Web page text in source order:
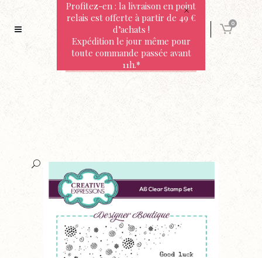
0
Profitez-en : la livraison en point
relais est offerte à partir de 49 €
d’achats !
Expédition le jour même pour
toute commande passée avant
11h.*